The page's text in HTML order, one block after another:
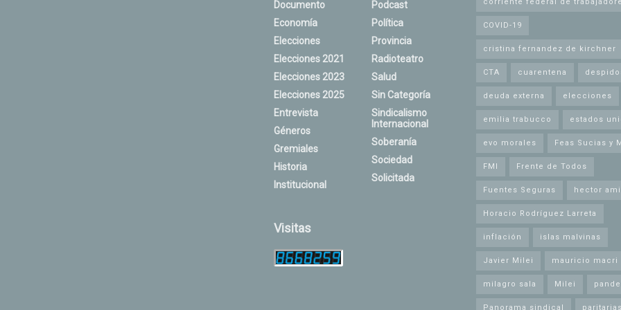
Documento
Economía
Elecciones
Elecciones 2021
Elecciones 2023
Elecciones 2025
Entrevista
Géneros
Gremiales
Historia
Institucional
Podcast
Política
Provincia
Radioteatro
Salud
Sin Categoría
Sindicalismo
Internacional
Soberanía
Sociedad
Solicitada
Visitas
COVID-19
cristina fernandez de kirchner
CTA cuarentena
deuda externa elecciones
emilia trabucco estados
evo morales Feas Sucias y
FMI Frente de Todos
Fuentes Seguras hector
Horacio Rodríguez Larreta
inflación islas malvinas
Javier Milei mauricio macri
milagro sala Milei
Panorama sindical paritarias